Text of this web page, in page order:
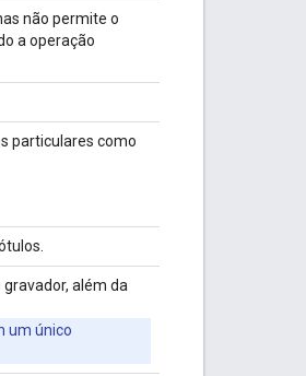
não permite o
a operação
particulares como
além da
um único